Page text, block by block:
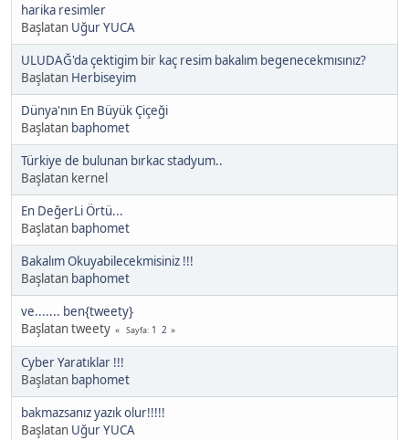
harika resimler
Başlatan Uğur YUCA
ULUDAĞ'da çektigim bir kaç resim bakalım begenecekmısınız?
Başlatan Herbiseyim
Dünya'nın En Büyük Çiçeği
Başlatan baphomet
Türkiye de bulunan bırkac stadyum..
Başlatan kernel
En DeğerLi Örtü...
Başlatan baphomet
Bakalım Okuyabilecekmisiniz !!!
Başlatan baphomet
ve....... ben{tweety}
Başlatan tweety
Sayfa 1 2
Cyber Yaratıklar !!!
Başlatan baphomet
bakmazsanız yazık olur!!!!!
Başlatan Uğur YUCA